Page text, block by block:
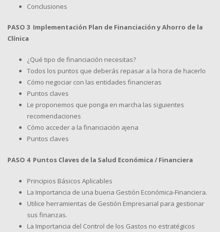
Conclusiones
PASO 3 Implementación Plan de Financiación y Ahorro de la
Clínica
¿Qué tipo de financiación necesitas?
Todos los puntos que deberás repasar a la hora de hacerlo
Cómo negociar con las entidades financieras
Puntos claves
Le proponemos que ponga en marcha las siguientes
recomendaciones
Cómo acceder a la financiación ajena
Puntos claves
PASO 4 Puntos Claves de la Salud Económica / Financiera
Principios Básicos Aplicables
La Importancia de una buena Gestión Económica-Financiera.
Utilice herramientas de Gestión Empresarial para gestionar
sus finanzas.
La Importancia del Control de los Gastos no estratégicos